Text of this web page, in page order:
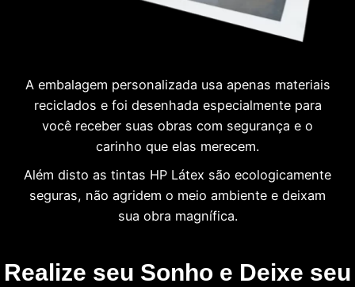
A embalagem personalizada usa apenas materiais
reciclados e foi desenhada especialmente para
você receber suas obras com segurança e o
carinho que elas merecem.
Além disto as tintas HP Látex são ecologicamente
seguras, não agridem o meio ambiente e deixam
sua obra magnífica.
Realize seu Sonho e Deixe seu